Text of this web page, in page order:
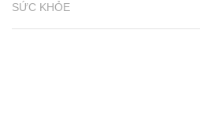
SỨC KHỎE